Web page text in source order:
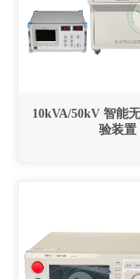
10kVA/50kV 智能
验装置